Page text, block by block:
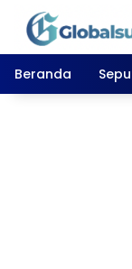
Langsung
konten
Beranda